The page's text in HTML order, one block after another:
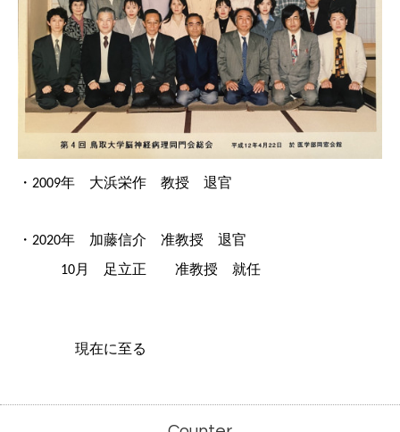
・ 2009年 大浜栄作 教授 退官
・ 2020年 加藤信介 准教授 退官
10月 足立正 准教授 就任
現在に至る